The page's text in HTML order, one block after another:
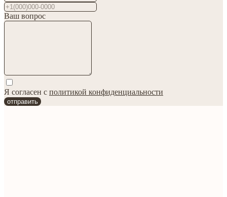
Ваш вопрос
Я согласен с политикой конфиденциальности
отправить